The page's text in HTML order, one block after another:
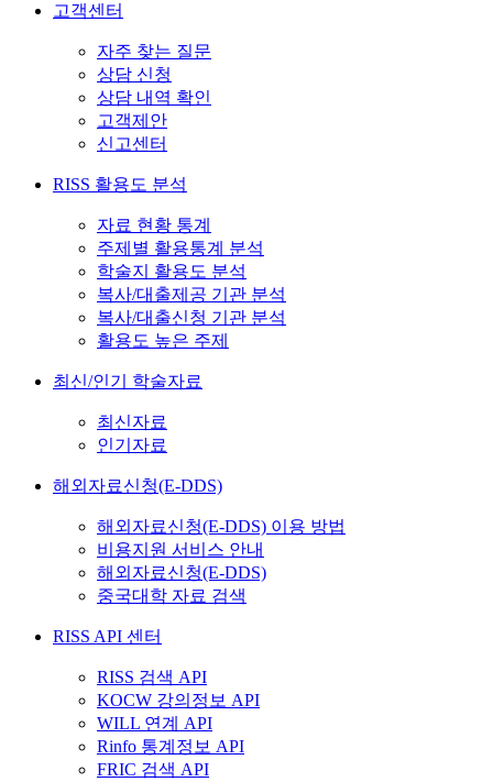
고객센터
자주 찾는 질문
상담 신청
상담 내역 확인
고객제안
신고센터
RISS 활용도 분석
자료 현황 통계
주제별 활용통계 분석
학술지 활용도 분석
복사/대출제공 기관 분석
복사/대출신청 기관 분석
활용도 높은 주제
최신/인기 학술자료
최신자료
인기자료
해외자료신청(E-DDS)
해외자료신청(E-DDS) 이용 방법
비용지원 서비스 안내
해외자료신청(E-DDS)
중국대학 자료 검색
RISS API 센터
RISS 검색 API
KOCW 강의정보 API
WILL 연계 API
Rinfo 통계정보 API
FRIC 검색 API